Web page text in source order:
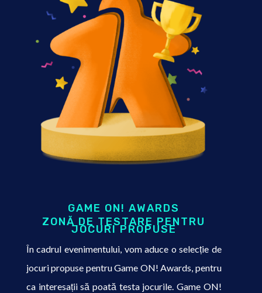
GAME ON! AWARDS
ZONĂ DE TESTARE PENTRU
JOCURI PROPUSE
În cadrul evenimentului, vom aduce o selecție de
jocuri propuse pentru Game ON! Awards, pentru
ca interesații să poată testa jocurile. Game ON!